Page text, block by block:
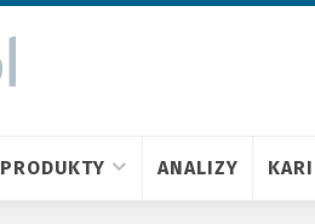
PRODUKTY ANALIZY